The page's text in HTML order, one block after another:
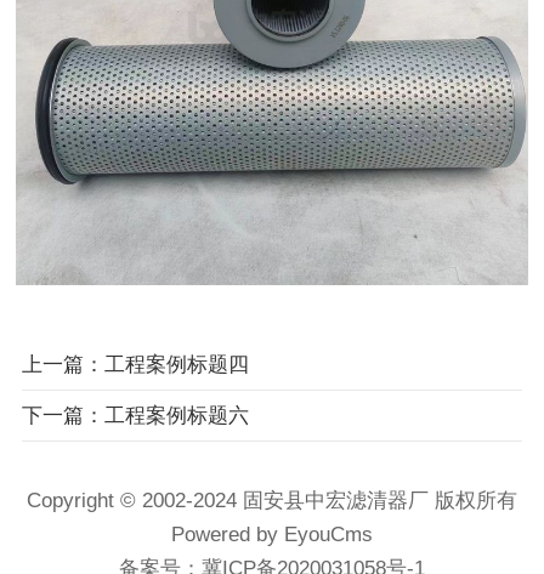
上一篇：工程案例标题四
下一篇：工程案例标题六
Copyright © 2002-2024 固安县中宏滤清器厂 版权所有
Powered by EyouCms
备案号： 冀ICP备2020031058号-1